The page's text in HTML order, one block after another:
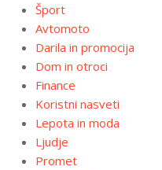
Šport
Avtomoto
Darila in promocija
Dom in otroci
Finance
Koristni nasveti
Lepota in moda
Ljudje
Promet